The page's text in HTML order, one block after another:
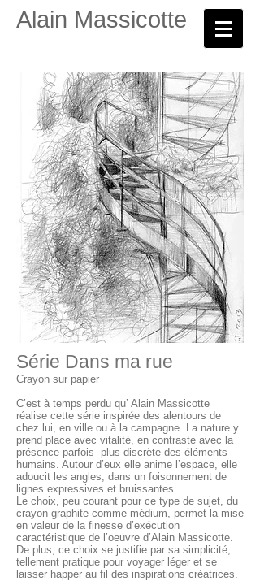
Alain Massicotte
Série Dans ma rue
Crayon sur papier
C’est à temps perdu qu’ Alain Massicotte
réalise cette série inspirée des alentours de
chez lui, en ville ou à la campagne. La nature y
prend place avec vitalité, en contraste avec la
présence parfois plus discrète des éléments
humains. Autour d’eux elle anime l’espace, elle
adoucit les angles, dans un foisonnement de
lignes expressives et bruissantes.
Le choix, peu courant pour ce type de sujet, du
crayon graphite comme médium, permet la mise
en valeur de la finesse d’exécution
caractéristique de l’oeuvre d’Alain Massicotte.
De plus, ce choix se justifie par sa simplicité,
tellement pratique pour voyager léger et se
laisser happer au fil des inspirations créatrices.